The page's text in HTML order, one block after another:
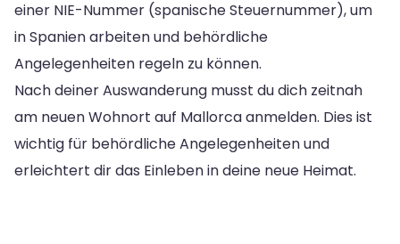
einer NIE-Nummer (spanische Steuernummer), um
in Spanien arbeiten und behördliche
Angelegenheiten regeln zu können.
Nach deiner Auswanderung musst du dich zeitnah
am neuen Wohnort auf Mallorca anmelden. Dies ist
wichtig für behördliche Angelegenheiten und
erleichtert dir das Einleben in deine neue Heimat.